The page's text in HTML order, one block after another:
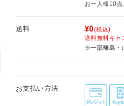
お一人様10点
送料 ¥0(税込)
送料無料キャ
※一部離島・
お支払い方法